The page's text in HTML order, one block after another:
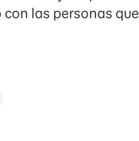
las personas que